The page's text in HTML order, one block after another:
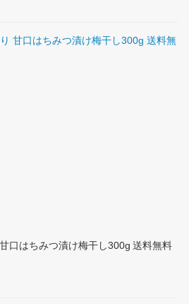
口はちみつ漬け梅干し300g 送料無料